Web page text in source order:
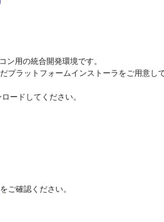
用の統合開発環境です。
ラットフォームインストーラをご用意して
ードしてください。
をご確認ください。